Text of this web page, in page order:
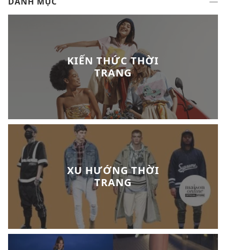
KIẾN THỨC THỜI
TRANG
XU HƯỚNG THỜI
TRANG